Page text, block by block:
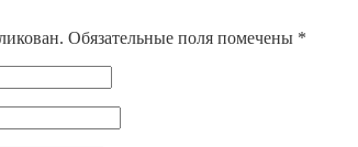
Обязательные поля помечены *